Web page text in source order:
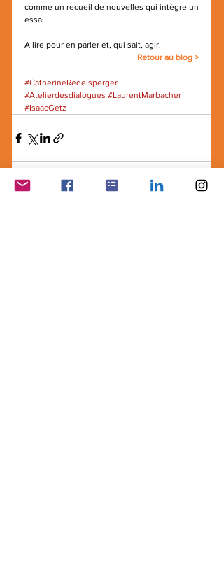
comme un recueil de nouvelles qui intègre un
essai.
A lire pour en parler et, qui sait, agir.
Retour au blog >
#CatherineRedelsperger
#Atelierdesdialogues #LaurentMarbacher
#IsaacGetz